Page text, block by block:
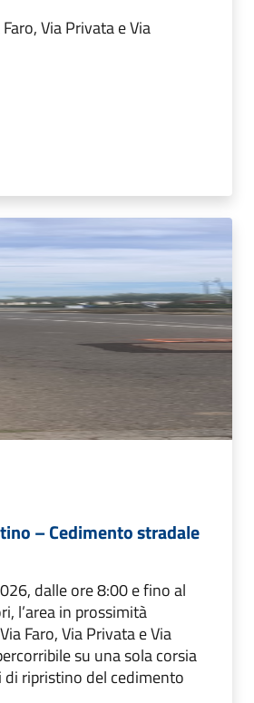
Via Privata e Via
– Cedimento stradale
dalle ore 8:00 e fino al
l’area in prossimità
Faro, Via Privata e Via
su una sola corsia
ripristino del cedimento